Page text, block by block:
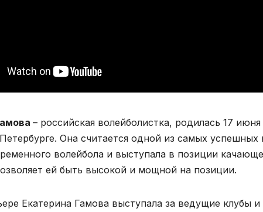
– российская волейболистка, родилась 17
Она считается одной из самых успешных
волейбола и выступала в позиции
ей быть высокой и мощной на позиции.
Екатерина Гамова выступала за ведущие клубы